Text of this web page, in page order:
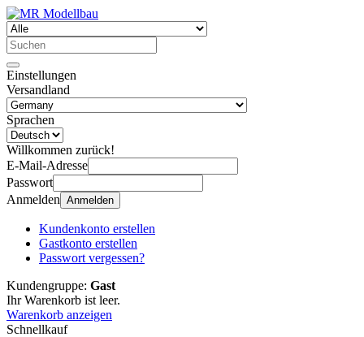
Einstellungen
Versandland
Sprachen
Willkommen zurück!
E-Mail-Adresse
Passwort
Anmelden Anmelden
Kundenkonto erstellen
Gastkonto erstellen
Passwort vergessen?
Kundengruppe: Gast
Ihr Warenkorb ist leer.
Warenkorb anzeigen
Schnellkauf